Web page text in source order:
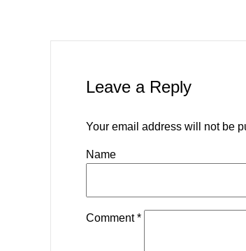
Leave a Reply
Your email address will not be
Name
Comment*